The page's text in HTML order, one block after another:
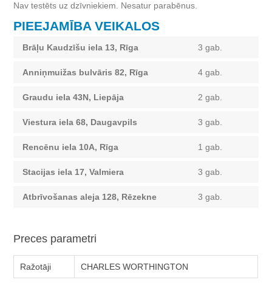
Nav testēts uz dzīvniekiem. Nesatur parabēnus.
PIEEJAMĪBA VEIKALOS
Brāļu Kaudzīšu iela 13, Rīga 3 gab.
Anniņmuižas bulvāris 82, Rīga 4 gab.
Graudu iela 43N, Liepāja 2 gab.
Viestura iela 68, Daugavpils 3 gab.
Rencēnu iela 10A, Rīga 1 gab.
Stacijas iela 17, Valmiera 3 gab.
Atbrīvošanas aleja 128, Rēzekne 3 gab.
Preces parametri
Ražotāji CHARLES WORTHINGTON